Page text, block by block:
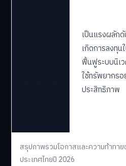
สรุปภาพรวมโอกาสและความท้าทา
ประเทศไทยปี 2026
เป็นแรงผลัก
เกิดการลงทุน
ฟื้นฟูระบบนิเ
ใช้ทรัพยากรอ
ประสิทธิภาพ